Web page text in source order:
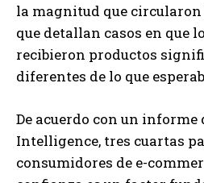
la magnitud que
que detallan casos en que
recibieron productos
diferentes de lo que
De acuerdo con un informe
Intelligence, tres cuartas
consumidores de e-